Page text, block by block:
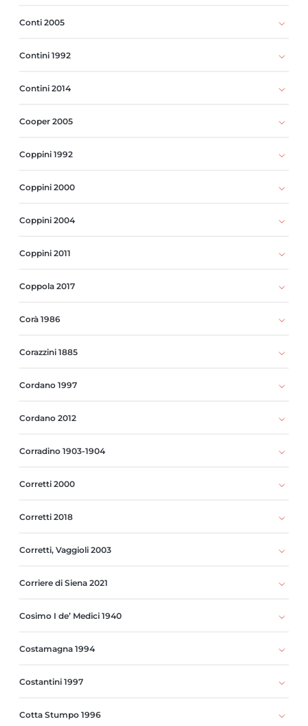
Conti 2005
Contini 1992
Contini 2014
Cooper 2005
Coppini 1992
Coppini 2000
Coppini 2004
Coppini 2011
Coppola 2017
Corà 1986
Corazzini 1885
Cordano 1997
Cordano 2012
Corradino 1903-1904
Corretti 2000
Corretti 2018
Corretti, Vaggioli 2003
Corriere di Siena 2021
Cosimo I de’ Medici 1940
Costamagna 1994
Costantini 1997
Cotta Stumpo 1996